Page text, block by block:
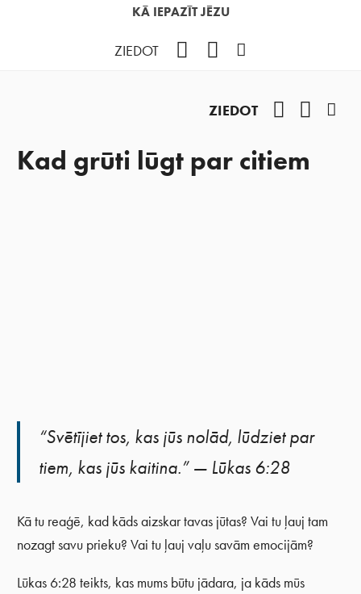
KĀ IEPAZĪT JĒZU
ZIEDOT FacebookYouTube
ZIEDOT Facebook
Kad grūti lūgt par citiem
“Svētījiet tos, kas jūs nolād, lūdziet par
tiem, kas jūs kaitina.” — Lūkas 6:28
Kā tu reaģē, kad kāds aizskar tavas jūtas? Vai tu ļauj tam
nozagt savu prieku? Vai tu ļauj vaļu savām emocijām?
Lūkas 6:28 teikts, kas mums būtu jādara, ja kāds mūs